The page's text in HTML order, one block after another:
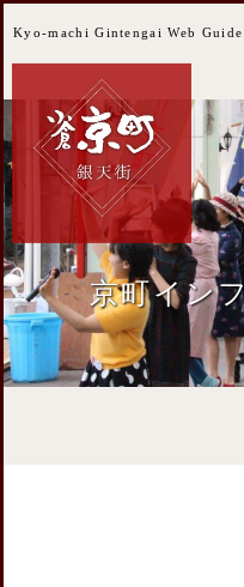
Kyo-machi Gintengai Web Guide
京町イン